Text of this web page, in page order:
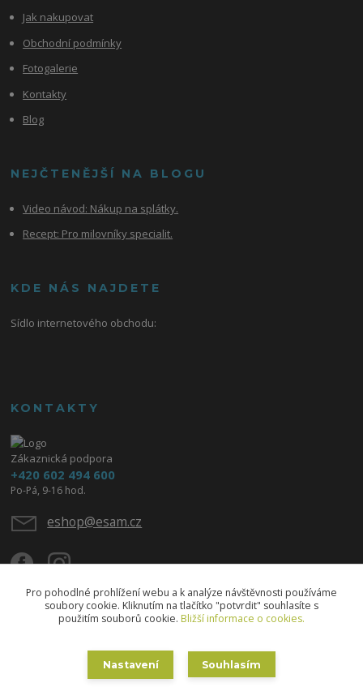
Jak nakupovat
Obchodní podmínky
Fotogalerie
Kontakty
Blog
NEJČTENĚJŠÍ NA BLOGU
Video návod: Nákup na splátky.
Recept: Pro milovníky specialit.
KDE NÁS NAJDETE
Sídlo internetového obchodu:
KONTAKTY
Zákaznická podpora
+420 602 494 600
Po-Pá, 9-16 hod.
eshop@esam.cz
Pro pohodlné prohlížení webu a k analýze návštěvnosti používáme
soubory cookie. Kliknutím na tlačítko "potvrdit" souhlasíte s
použitím souborů cookie. Bližší informace o cookies.
Nastavení Souhlasím